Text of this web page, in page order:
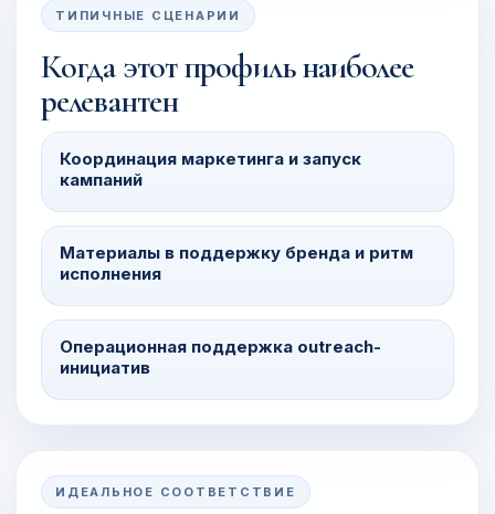
ТИПИЧНЫЕ СЦЕНАРИИ
Когда этот профиль наиболее
релевантен
Координация маркетинга и запуск
кампаний
Материалы в поддержку бренда и ритм
исполнения
Операционная поддержка outreach-
инициатив
ИДЕАЛЬНОЕ СООТВЕТСТВИЕ